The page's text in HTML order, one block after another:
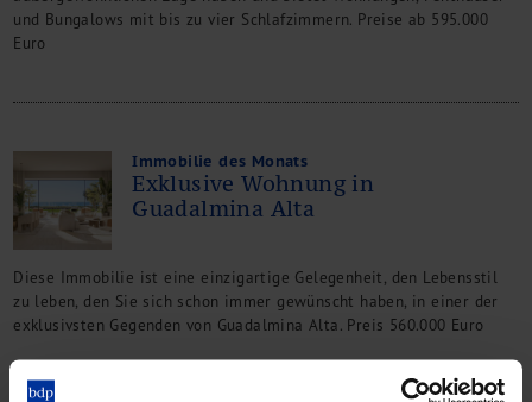
und Bungalows mit bis zu vier Schlafzimmern. Preise ab 595.000
Euro
Immobilie des Monats
Exklusive Wohnung in
Guadalmina Alta
Diese Immobilie ist eine einzigartige Gelegenheit, den Lebensstil
zu leben, den Sie sich schon immer gewünscht haben, in einer der
exklusivsten Gegenden von Guadalmina Alta. Preis 560.000 Euro